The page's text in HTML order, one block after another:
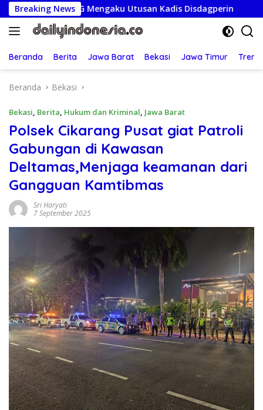
Langsung
ke
konten
Breaking News
G Mengaku Utusan Kadis Disdagperin Jaga
Beranda Berita Jawa Barat Bekasi Jawa Timur
Beranda Bekasi
Bekasi, Berita, Hukum dan Kriminal, Jawa Barat
Polsek Cikarang Pusat giat Patroli
Gabungan di Kawasan
Deltamas,Menjaga keamanan dari
Gangguan Kamtibmas
Sri Haryati
7 September 2025